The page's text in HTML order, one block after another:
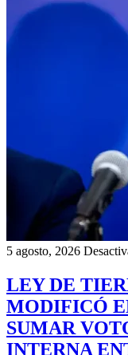
5 agosto, 2026
LEY DE
MODIFICÓ
SUMAR
INTERNA